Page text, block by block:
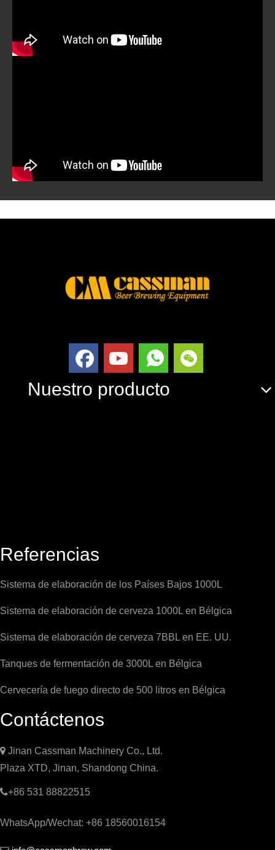
Nuestro producto
Referencias
Sistema de elaboración de los Países Bajos 1000L
Sistema de elaboración de cerveza 1000L en Bélgica
Sistema de elaboración de cerveza 7BBL en EE. UU.
Tanques de fermentación de 3000L en Bélgica
Cervecería de fuego directo de 500 litros en Bélgica
Contáctenos
 Jinan Cassman Machinery Co., Ltd.
Plaza XTD, Jinan, Shandong China.
+86 531 88822515
WhatsApp/Wechat: +86 18560016154